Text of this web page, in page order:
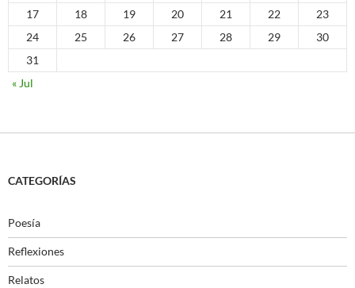
17
18 19 20 21 22
23
24
25 26 27 28 29
30
31
« Jul
CATEGORÍAS
Poesía
Reflexiones
Relatos